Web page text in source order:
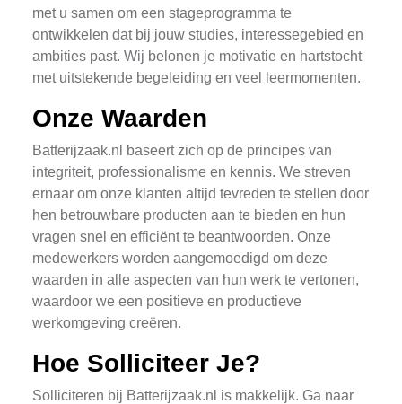
met u samen om een stageprogramma te
ontwikkelen dat bij jouw studies, interessegebied en
ambities past. Wij belonen je motivatie en hartstocht
met uitstekende begeleiding en veel leermomenten.
Onze Waarden
Batterijzaak.nl baseert zich op de principes van
integriteit, professionalisme en kennis. We streven
ernaar om onze klanten altijd tevreden te stellen door
hen betrouwbare producten aan te bieden en hun
vragen snel en efficiënt te beantwoorden. Onze
medewerkers worden aangemoedigd om deze
waarden in alle aspecten van hun werk te vertonen,
waardoor we een positieve en productieve
werkomgeving creëren.
Hoe Solliciteer Je?
Solliciteren bij Batterijzaak.nl is makkelijk. Ga naar